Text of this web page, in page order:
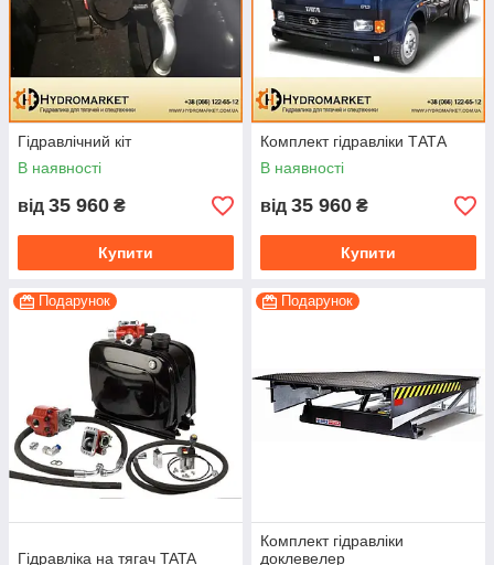
Гідравлічний кіт
В наявності
від 35 960 ₴
Купити
Комплект гідравліки ТАТА
В наявності
від 35 960 ₴
Купити
Подарунок
Гідравліка на тягач TATA
Подарунок
Комплект гідравліки
доклевелер